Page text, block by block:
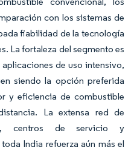
con los sistemas de
fiabilidad de la tecnología
La fortaleza del segmento es
de uso intensivo,
siendo la opción preferida
y eficiencia de combustible
La extensa red de
centros de servicio y
India refuerza aún más el